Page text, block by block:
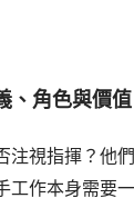
、角色與價值
注視指揮？他
工作本身需要